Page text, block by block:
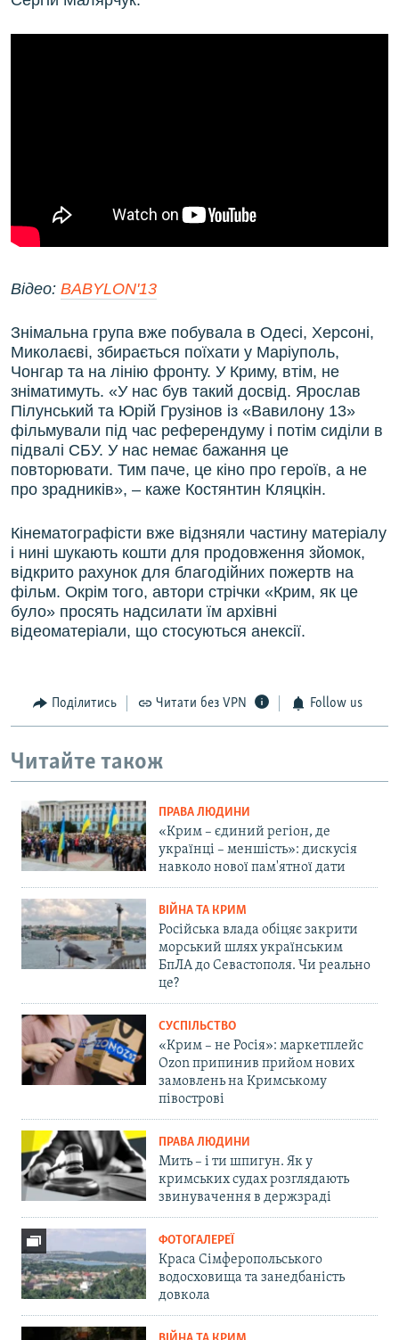
Відео: BABYLON'13
Знімальна група вже побувала в Одесі, Херсоні,
Миколаєві, збирається поїхати у Маріуполь,
Чонгар та на лінію фронту. У Криму, втім, не
зніматимуть. «У нас був такий досвід. Ярослав
Пілунський та Юрій Грузінов із «Вавилону 13»
фільмували під час референдуму і потім сиділи в
підвалі СБУ. У нас немає бажання це
повторювати. Тим паче, це кіно про героїв, а не
про зрадників», – каже Костянтин Кляцкін.
Кінематографісти вже відзняли частину матеріалу
і нині шукають кошти для продовження зйомок,
відкрито рахунок для благодійних пожертв на
фільм. Окрім того, автори стрічки «Крим, як це
було» просять надсилати їм архівні
відеоматеріали, що стосуються анексії.
Поділитись Читати без VPN Follow us
Читайте також
ПРАВА ЛЮДИНИ
«Крим – єдиний регіон, де
українці – меншість»: дискусія
навколо нової пам'ятної дати
ВІЙНА ТА КРИМ
Російська влада обіцяє закрити
морський шлях українським
БпЛА до Севастополя. Чи реально
це?
СУСПІЛЬСТВО
«Крим – не Росія»: маркетплейс
Ozon припинив прийом нових
замовлень на Кримському
півострові
ПРАВА ЛЮДИНИ
Мить – і ти шпигун. Як у
кримських судах розглядають
звинувачення в держзраді
ФОТОГАЛЕРЕЇ
Краса Сімферопольського
водосховища та занедбаність
довкола